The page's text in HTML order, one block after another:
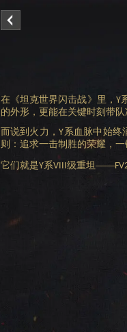
在《坦克世界闪击战》里， Y
的外形，更能在关键时刻带
而说到火力，Y系血脉中始终
则：追求一击制胜的荣耀，
它们就是Y系VIII 级重坦——